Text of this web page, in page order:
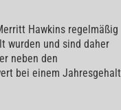
Hawkins regelmäßig
wurden und sind daher
neben den
bei einem Jahresgehalt